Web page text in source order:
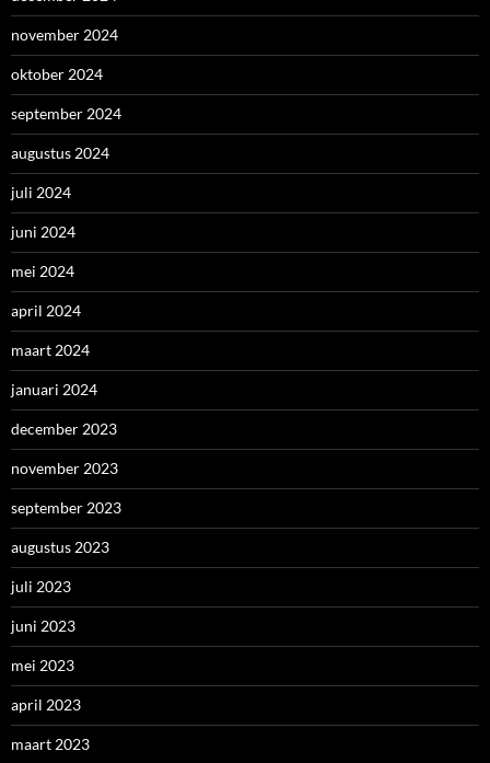
november 2024
oktober 2024
september 2024
augustus 2024
juli 2024
juni 2024
mei 2024
april 2024
maart 2024
januari 2024
december 2023
november 2023
september 2023
augustus 2023
juli 2023
juni 2023
mei 2023
april 2023
maart 2023